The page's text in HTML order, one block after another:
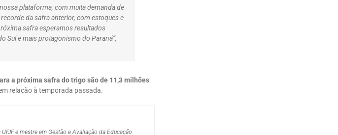
plataforma, com muita demanda de
da safra anterior, com estoques e
safra esperamos resultados
Sul e mais protagonismo do Paraná”,
a próxima safra do trigo são de 11,3 milhões
relação à temporada passada.
e mestre em Gestão e Avaliação da Educação